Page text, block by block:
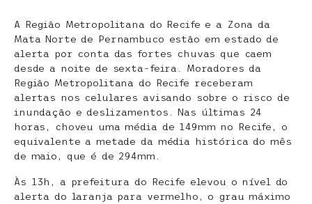
A Região Metropolitana do Recife e a Zona da
Mata Norte de Pernambuco estão em estado de
alerta por conta das fortes chuvas que caem
desde a noite de sexta-feira. Moradores da
Região Metropolitana do Recife receberam
alertas nos celulares avisando sobre o risco de
inundação e deslizamentos. Nas últimas 24
horas, choveu uma média de 149mm no Recife, o
equivalente a metade da média histórica do mês
de maio, que é de 294mm.
Às 13h, a prefeitura do Recife elevou o nível do
alerta do laranja para vermelho, o grau máximo